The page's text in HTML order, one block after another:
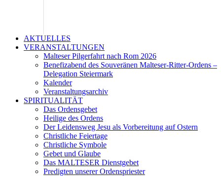
AKTUELLES
VERANSTALTUNGEN
Malteser Pilgerfahrt nach Rom 2026
Benefizabend des Souveränen Malteser-Ritter-Ordens –
Delegation Steiermark
Kalender
Veranstaltungsarchiv
SPIRITUALITÄT
Das Ordensgebet
Heilige des Ordens
Der Leidensweg Jesu als Vorbereitung auf Ostern
Christliche Feiertage
Christliche Symbole
Gebet und Glaube
Das MALTESER Dienstgebet
Predigten unserer Ordenspriester